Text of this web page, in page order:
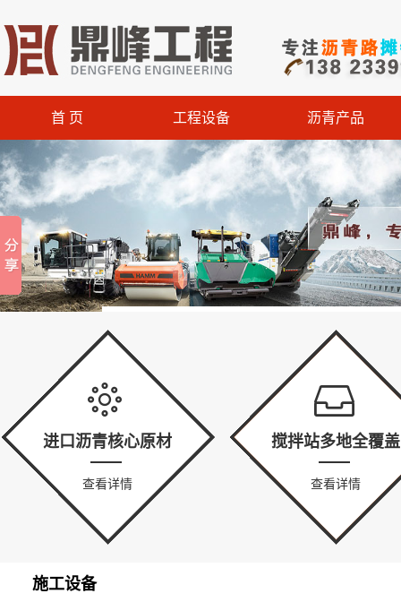
首 页 工程设备 沥青产品
进口沥青核心原材
查看详情
搅拌站多地全覆盖
查看详情
施工设备